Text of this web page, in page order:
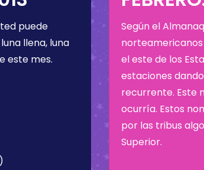
puede
llena, luna
este mes.
Según el
el este de los
estaciones
recurrente. Este
ocurría. Estos
por las tribus
Superior.